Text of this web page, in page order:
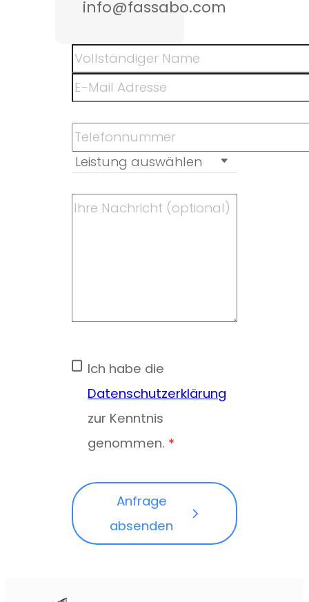
info@fassabo.com
Formular überspringen
Leistung auswählen
Ich habe die
Datenschutzerklärung
zur Kenntnis
genommen. *
Anfrage
absenden